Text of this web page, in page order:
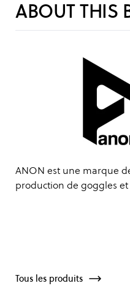
ABOUT THIS
ANON est une marque
production de goggles
Tous les produits